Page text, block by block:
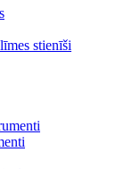
stienīši